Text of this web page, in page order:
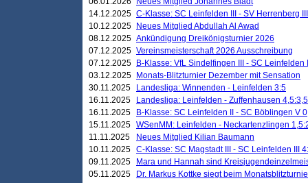
14.12.2025 C-Klasse: SC Leinfelden III - SV Herrenberg
10.12.2025
Neues Mitglied Abdullah Al Awad
08.12.2025 Ankündigung Dreikönigsturnier 2026
07.12.2025 Vereinsmeisterschaft 2026 Ausschreibung
07.12.2025
B-Klasse: VfL Sindelfingen III - SC Leinfelden
03.12.2025
Monats-Blitzturnier Dezember mit Sensation
30.11.2025
Landesliga: Winnenden - Leinfelden 3:5
16.11.2025
Landesliga: Leinfelden - Zuffenhausen 4,5:3,5
16.11.2025
B-Klasse: SC Leinfelden II - SC Böblingen V
15.11.2025 WSenMM: Leinfelden - Neckartenzlingen
11.11.2025
Neues Mitglied Kilian Baumann
10.11.2025 C-Klasse: SC Magstadt III - SC Leinfelden III
09.11.2025
Mara und Hannah sind
05.11.2025
Dr. Markus Kottke siegt beim